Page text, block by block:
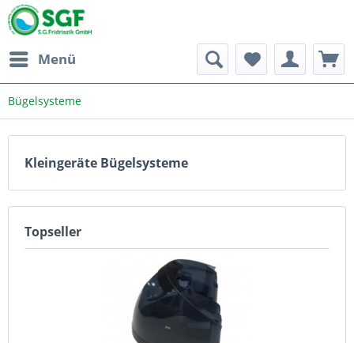
Menü
Bügelsysteme
Kleingeräte Bügelsysteme
Topseller